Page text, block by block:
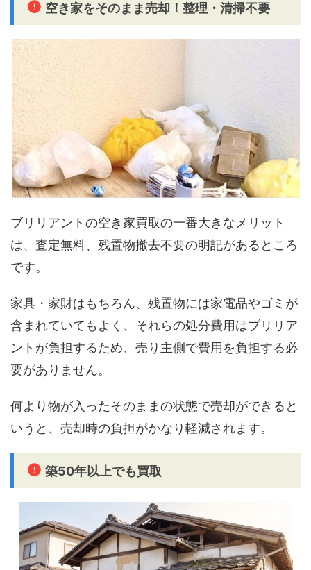
空き家をそのまま売却！整理・清掃不要
ブリリアントの空き家買取の一番大きなメリット
は、査定無料、残置物撤去不要の明記があるところ
です。
家具・家財はもちろん、残置物には家電品やゴミが
含まれていてもよく、それらの処分費用はブリリア
ントが負担するため、売り主側で費用を負担する必
要がありません。
何より物が入ったそのままの状態で売却ができると
いうと、売却時の負担がかなり軽減されます。
築50年以上でも買取